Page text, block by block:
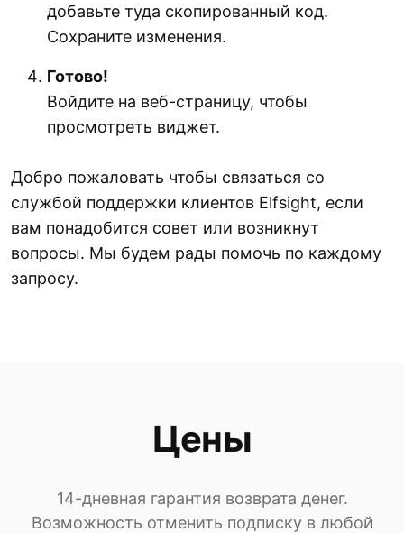
добавьте туда скопированный код.
Сохраните изменения.
Готово!
Войдите на веб-страницу, чтобы
просмотреть виджет.
Добро пожаловать чтобы связаться со
службой поддержки клиентов Elfsight, если
вам понадобится совет или возникнут
вопросы. Мы будем рады помочь по каждому
запросу.
Цены
14-дневная гарантия возврата денег.
Возможность отменить подписку в любой